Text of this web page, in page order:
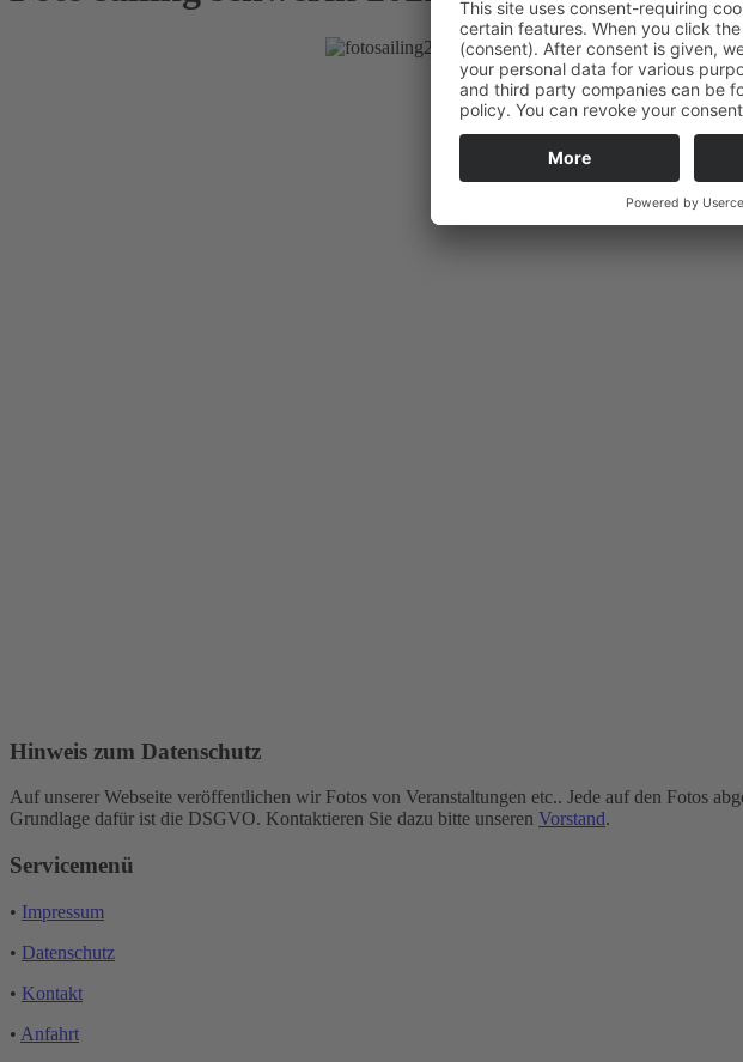
Hinweis zum Datenschutz
Auf unserer Webseite veröffentlichen wir Fotos von Veranstaltungen etc.. Jede auf den Fotos
Grundlage dafür ist die DSGVO. Kontaktieren Sie dazu bitte unseren Vorstand.
Servicemenü
• Impressum
• Datenschutz
• Kontakt
• Anfahrt